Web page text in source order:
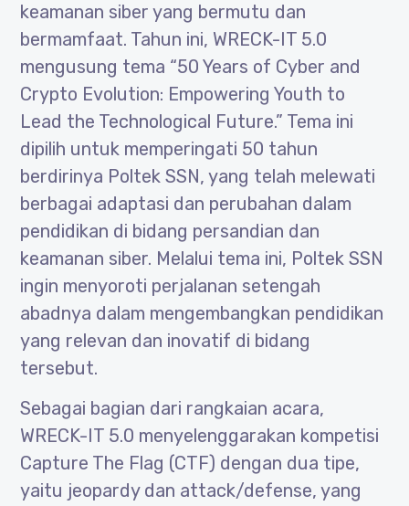
keamanan siber yang bermutu dan
bermamfaat. Tahun ini, WRECK-IT 5.0
mengusung tema “50 Years of Cyber and
Crypto Evolution: Empowering Youth to
Lead the Technological Future.” Tema ini
dipilih untuk memperingati 50 tahun
berdirinya Poltek SSN, yang telah melewati
berbagai adaptasi dan perubahan dalam
pendidikan di bidang persandian dan
keamanan siber. Melalui tema ini, Poltek SSN
ingin menyoroti perjalanan setengah
abadnya dalam mengembangkan pendidikan
yang relevan dan inovatif di bidang
tersebut.
Sebagai bagian dari rangkaian acara,
WRECK-IT 5.0 menyelenggarakan kompetisi
Capture The Flag (CTF) dengan dua tipe,
yaitu jeopardy dan attack/defense, yang